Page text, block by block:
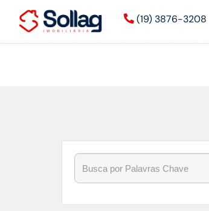
(19) 3876-3208
Início»Blog imóvel